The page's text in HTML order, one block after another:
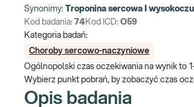
Synonimy:
Troponina sercowa I
Kod badania: 74 Kod ICD: O59
Kategoria badań:
Choroby sercowo-naczyniowe
Ogólnopolski czas oczekiwania na wynik to
Wybierz punkt pobrań, by zobaczyć czas
Opis badania